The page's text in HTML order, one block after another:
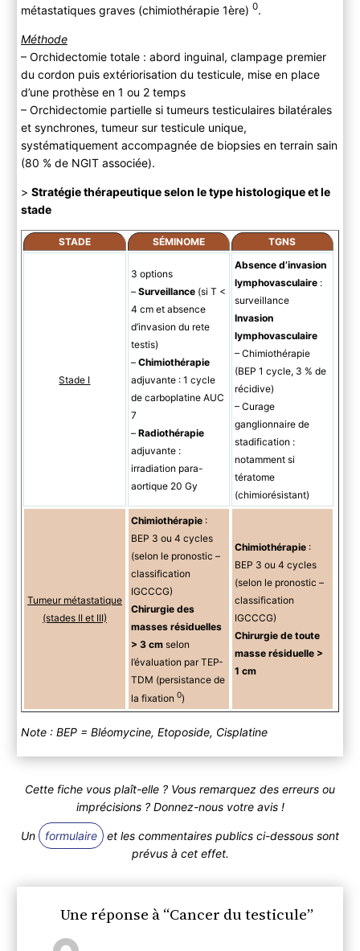
métastatiques graves (chimiothérapie 1ère) 0.
Méthode
– Orchidectomie totale : abord inguinal, clampage premier
du cordon puis extériorisation du testicule, mise en place
d’une prothèse en 1 ou 2 temps
– Orchidectomie partielle si tumeurs testiculaires bilatérales
et synchrones, tumeur sur testicule unique,
systématiquement accompagnée de biopsies en terrain sain
(80 % de NGIT associée).
> Stratégie thérapeutique selon le type histologique et le
stade
STADE SÉMINOME TGNS
Stade I
3 options
–Surveillance (si T <
4 cm et absence
d’invasion du rete
testis)
–Chimiothérapie
adjuvante : 1 cycle
de carboplatine AUC
7
–Radiothérapie
adjuvante :
irradiation para-
aortique 20 Gy
Absence d’invasion
lymphovasculaire :
surveillance
Invasion
lymphovasculaire
– Chimiothérapie
(BEP 1 cycle, 3 % de
récidive)
– Curage
ganglionnaire de
stadification :
notamment si
tératome
(chimiorésistant)
Tumeur métastatique
(stades II et III)
Chimiothérapie :
BEP 3 ou 4 cycles
(selon le pronostic –
classification
IGCCCG)
Chirurgie des
masses résiduelles
> 3 cm selon
l’évaluation par TEP-
TDM (persistance de
la fixation0)
Chimiothérapie :
BEP 3 ou 4 cycles
(selon le pronostic –
classification
IGCCCG)
Chirurgie de toute
masse résiduelle >
1 cm
Note : BEP = Bléomycine, Etoposide, Cisplatine
Cette fiche vous plaît-elle ? Vous remarquez des erreurs ou
imprécisions ? Donnez-nous votre avis !
Un formulaire
et les commentaires publics ci-dessous sont
prévus à cet effet.
Une réponse à “Cancer du testicule”